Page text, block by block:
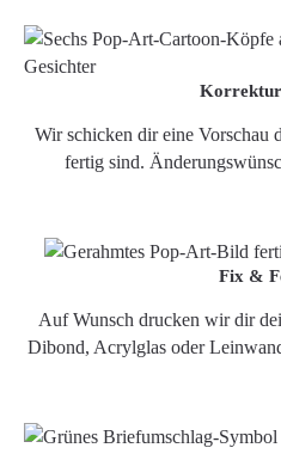
Wir schicken dir eine Vorschau
fertig sind.
Fix &
Auf Wunsch drucken wir dir
Dibond, Acrylglas oder